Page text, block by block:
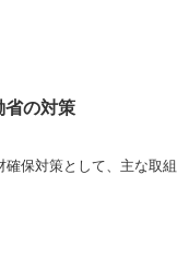
省の対策
保対策として、主な取組